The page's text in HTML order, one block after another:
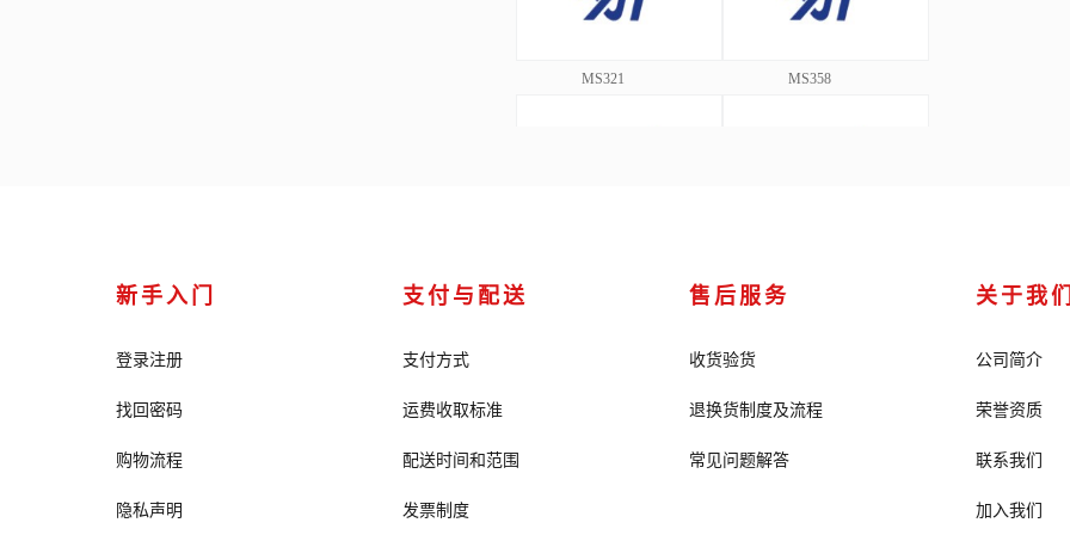
MS321 MS358
新手入门
登录注册
找回密码
购物流程
隐私声明
支付与配送
支付方式
运费收取标准
配送时间和范围
发票制度
售后服务
收货验货
退换货制度及流程
常见问题解答
关于我
公司简介
荣誉资质
联系我们
加入我们